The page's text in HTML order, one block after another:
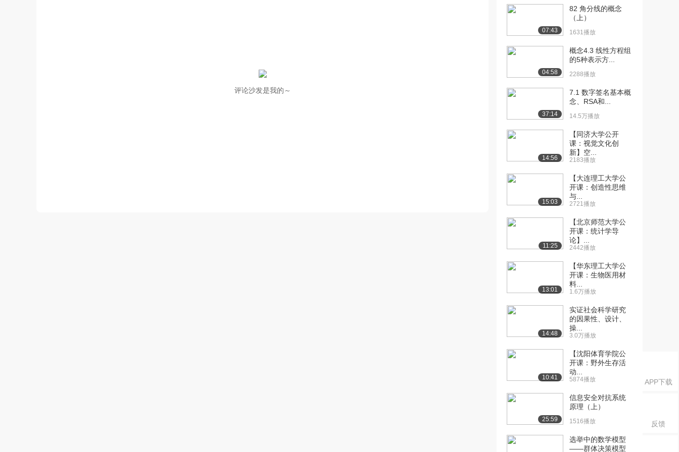
APP下载
反馈
评论沙发是我的～
[10] 6 等差数列的前n项和
公式（2）（...
6136播放
[11] 7 等比数列的概念
（1）（上）
1.8万播放
[12] 7 等比数列的概念
（1）（下）
6861播放
待播放
[13] 9 等比数列的前n项和
11:28
[14] 9 等比数列的前n项和
11:30
[15] 10 等比数列的前n项
10:54
和公式（2）...
（上）
[18] 11 数学归纳法（1）
（下）
5003播放
[19] 12 数学归纳法（2）
7732播放
[20] 12 数学归纳法（2）
3661播放
07:43
82 角分线的概念
（上）
1631播放
04:58
概念4.3 线性方程组
的5种表示方...
2288播放
37:14
7.1 数字签名基本概
念、RSA和...
14.5万播放
14:56
【同济大学公开
课：视觉文化创
新】空...
2183播放
15:03
【大连理工大学公
开课：创造性思维
与...
2721播放
11:25
【北京师范大学公
开课：统计学导
论】...
2442播放
13:01
【华东理工大学公
开课：生物医用材
料...
1.6万播放
14:48
实证社会科学研究
的因果性、设计、
操...
3.0万播放
10:41
【沈阳体育学院公
开课：野外生存活
动...
5874播放
25:59
信息安全对抗系统
原理（上）
1516播放
选举中的数学模型
——群体决策模型